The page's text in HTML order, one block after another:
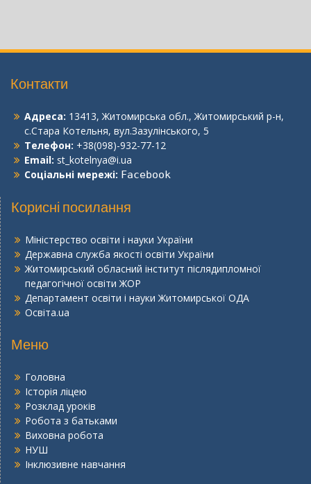
Контакти
Адреса: 13413, Житомирська обл., Житомирський р-н,
с.Стара Котельня, вул.Зазулінського, 5
Телефон: +38(098)-932-77-12
Email: st_kotelnya@i.ua
Соціальні мережі: Facebook
Корисні посилання
Міністерство освіти і науки України
Державна служба якості освіти України
Житомирський обласний інститут післядипломної
педагогічної освіти ЖОР
Департамент освіти і науки Житомирської ОДА
Освіта.ua
Меню
Головна
Історія ліцею
Розклад уроків
Робота з батьками
Виховна робота
НУШ
Інклюзивне навчання